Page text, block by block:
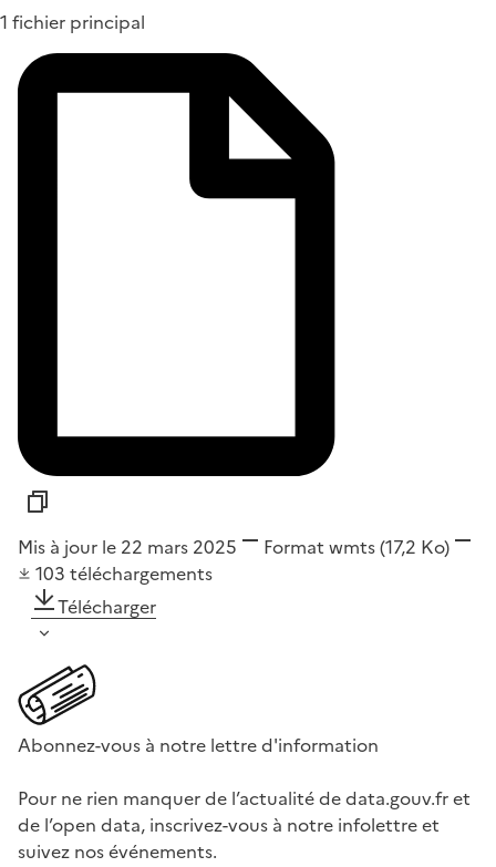
1 fichier principal
Mis à jour le 22 mars 2025 Format wmts(17,2 Ko)
103 téléchargements
Télécharger
Abonnez-vous à notre lettre d'information
Pour ne rien manquer de l’actualité de data.gouv.fr et
de l’open data, inscrivez-vous à notre infolettre et
suivez nos événements.